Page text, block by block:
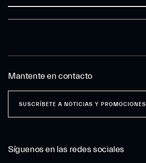
Síguenos en las redes sociales
Mantente en contacto
SUSCRÍBETE A NOTICIAS Y PROMOCIONES